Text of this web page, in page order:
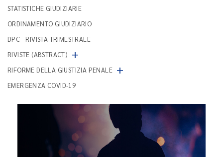
STATISTICHE GIUDIZIARIE
ORDINAMENTO GIUDIZIARIO
DPC - RIVISTA TRIMESTRALE
RIVISTE (ABSTRACT) +
RIFORME DELLA GIUSTIZIA PENALE +
EMERGENZA COVID-19